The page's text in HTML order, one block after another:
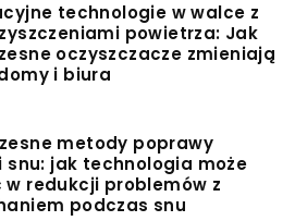
technologie w walce z
powietrza: Jak
oczyszczacze zmieniają
i biura
metody poprawy
snu: jak technologia może
w redukcji problemów z
podczas snu